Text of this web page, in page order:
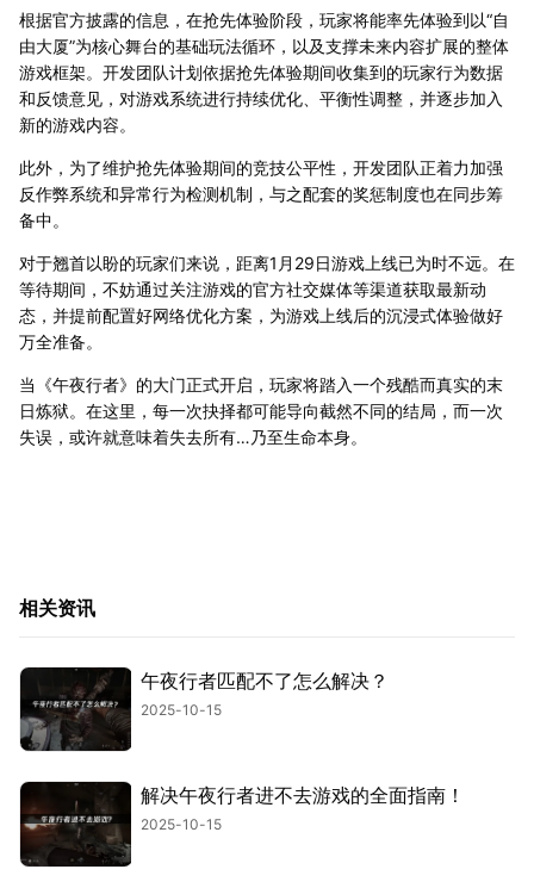
根据官方披露的信息，在抢先体验阶段，玩家将能率先体验到以“自
由大厦”为核心舞台的基础玩法循环，以及支撑未来内容扩展的整体
游戏框架。开发团队计划依据抢先体验期间收集到的玩家行为数据
和反馈意见，对游戏系统进行持续优化、平衡性调整，并逐步加入
新的游戏内容。
此外，为了维护抢先体验期间的竞技公平性，开发团队正着力加强
反作弊系统和异常行为检测机制，与之配套的奖惩制度也在同步筹
备中。
对于翘首以盼的玩家们来说，距离1月29日游戏上线已为时不远。在
等待期间，不妨通过关注游戏的官方社交媒体等渠道获取最新动
态，并提前配置好网络优化方案，为游戏上线后的沉浸式体验做好
万全准备。
当《午夜行者》的大门正式开启，玩家将踏入一个残酷而真实的末
日炼狱。在这里，每一次抉择都可能导向截然不同的结局，而一次
失误，或许就意味着失去所有…乃至生命本身。
相关资讯
午夜行者匹配不了怎么解决？
2025-10-15
解决午夜行者进不去游戏的全面指南！
2025-10-15